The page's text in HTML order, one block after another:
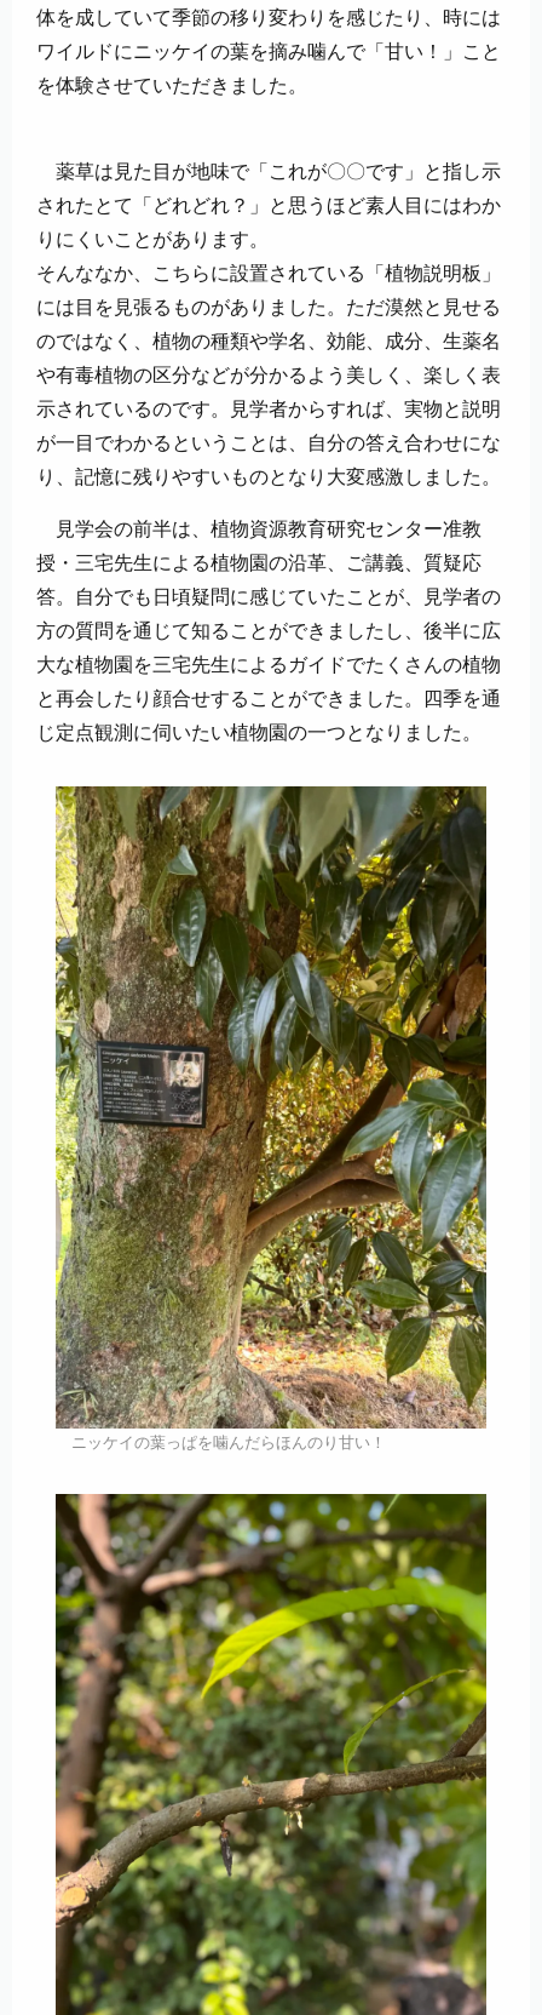
体を成していて季節の移り変わりを感じたり、時には
ワイルドにニッケイの葉を摘み噛んで「甘い！」こと
を体験させていただきました。
薬草は見た目が地味で「これが〇〇です」と指し示
されたとて「どれどれ？」と思うほど素人目にはわか
りにくいことがあります。
そんななか、こちらに設置されている「植物説明板」
には目を見張るものがありました。ただ漠然と見せる
のではなく、植物の種類や学名、効能、成分、生薬名
や有毒植物の区分などが分かるよう美しく、楽しく表
示されているのです。見学者からすれば、実物と説明
が一目でわかるということは、自分の答え合わせにな
り、記憶に残りやすいものとなり大変感激しました。
見学会の前半は、植物資源教育研究センター准教
授・三宅先生による植物園の沿革、ご講義、質疑応
答。自分でも日頃疑問に感じていたことが、見学者の
方の質問を通じて知ることができましたし、後半に広
大な植物園を三宅先生によるガイドでたくさんの植物
と再会したり顔合せすることができました。四季を通
じ定点観測に伺いたい植物園の一つとなりました。
ニッケイの葉っぱを噛んだらほんのり甘い！